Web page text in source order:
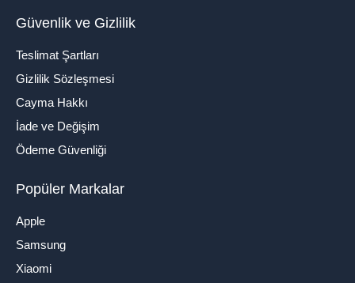
Güvenlik ve Gizlilik
Teslimat Şartları
Gizlilik Sözleşmesi
Cayma Hakkı
İade ve Değişim
Ödeme Güvenliği
Popüler Markalar
Apple
Samsung
Xiaomi